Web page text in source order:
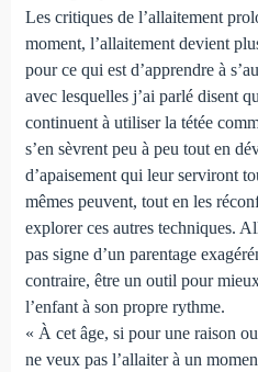
Les critiques de l’allaitement
moment, l’allaitement devient
pour ce qui est d’apprendre à
avec lesquelles j’ai parlé disent
continuent à utiliser la tétée
s’en sèvrent peu à peu tout en
d’apaisement qui leur serviront
mêmes peuvent, tout en les
explorer ces autres techniques.
pas signe d’un parentage
contraire, être un outil pour
l’enfant à son propre rythme.
« À cet âge, si pour une raison
ne veux pas l’allaiter à un